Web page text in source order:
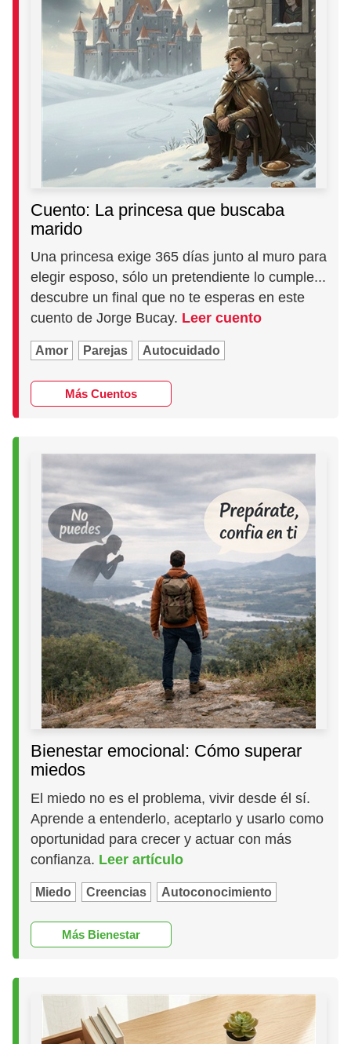
Cuento: La princesa que buscaba
marido
Una princesa exige 365 días junto al muro para
elegir esposo, sólo un pretendiente lo cumple...
descubre un final que no te esperas en este
cuento de Jorge Bucay. Leer cuento
Amor Parejas Autocuidado
Más Cuentos
Bienestar emocional: Cómo superar
miedos
El miedo no es el problema, vivir desde él sí.
Aprende a entenderlo, aceptarlo y usarlo como
oportunidad para crecer y actuar con más
confianza. Leer artículo
Miedo Creencias Autoconocimiento
Más Bienestar